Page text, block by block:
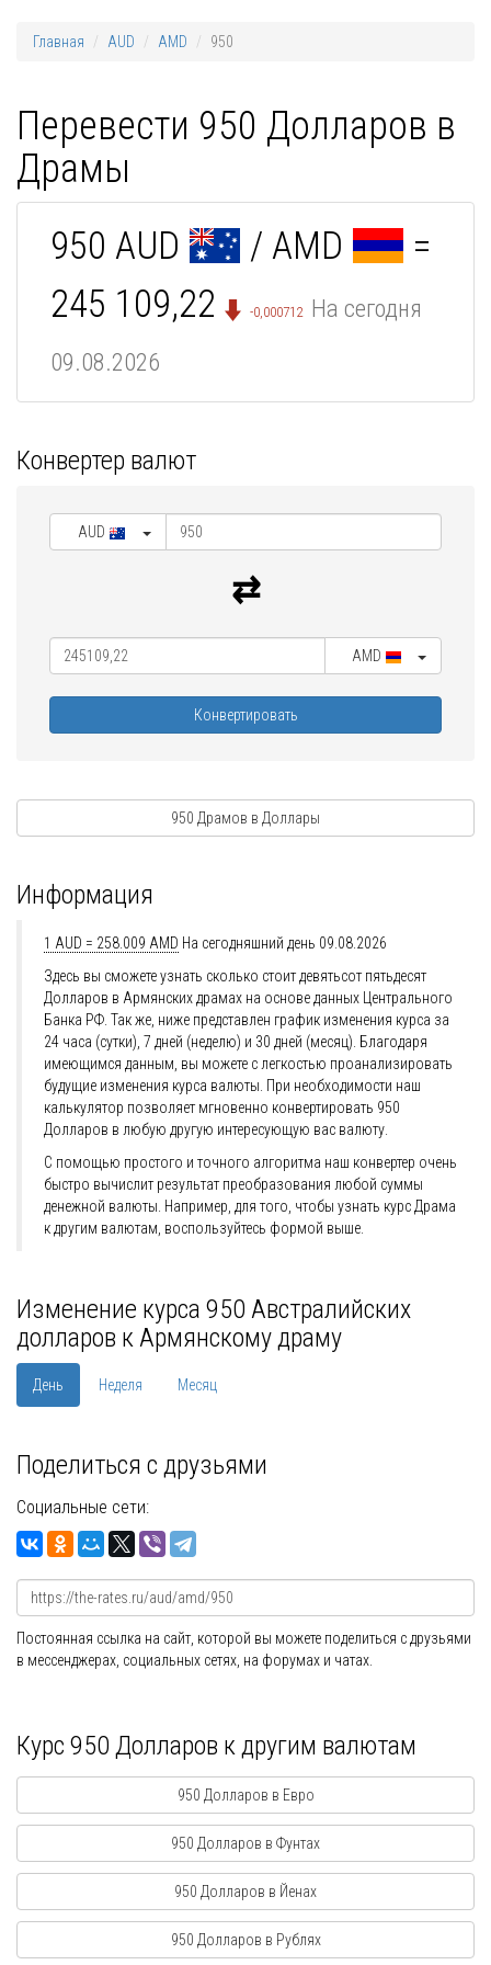
Главная AUD AMD 950
Перевести 950 Долларов в
Драмы
950 AUD / AMD
=
245 109,22
-0,000712 На сегодня
09.08.2026
Конвертер валют
AUD
AMD
Конвертировать
950 Драмов в Доллары
Информация
1 AUD = 258.009 AMD На сегодняшний день 09.08.2026
Здесь вы сможете узнать сколько стоит девятьсот пятьдесят
Долларов в Армянских драмах на основе данных Центрального
Банка РФ. Так же, ниже представлен график изменения курса за
24 часа (сутки), 7 дней (неделю) и 30 дней (месяц). Благодаря
имеющимся данным, вы можете с легкостью проанализировать
будущие изменения курса валюты. При необходимости наш
калькулятор позволяет мгновенно конвертировать 950
Долларов в любую другую интересующую вас валюту.
С помощью простого и точного алгоритма наш конвертер очень
быстро вычислит результат преобразования любой суммы
денежной валюты. Например, для того, чтобы узнать курс Драма
к другим валютам, воспользуйтесь формой выше.
Изменение курса 950 Австралийских
долларов к Армянскому драму
День Неделя Месяц
Поделиться с друзьями
Социальные сети:
Постоянная ссылка на сайт, которой вы можете поделиться с друзьями
в мессенджерах, социальных сетях, на форумах и чатах.
Курс 950 Долларов к другим валютам
950 Долларов в Евро
950 Долларов в Фунтах
950 Долларов в Йенах
950 Долларов в Рублях